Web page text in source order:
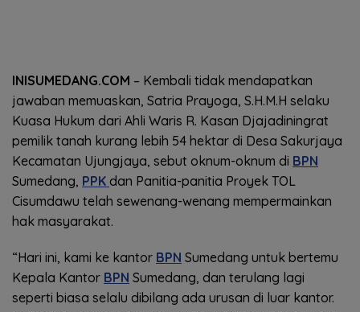
INISUMEDANG.COM – Kembali tidak mendapatkan
jawaban memuaskan, Satria Prayoga, S.H.M.H selaku
Kuasa Hukum dari Ahli Waris R. Kasan Djajadiningrat
pemilik tanah kurang lebih 54 hektar di Desa Sakurjaya
Kecamatan Ujungjaya, sebut oknum-oknum di BPN
Sumedang, PPK dan Panitia-panitia Proyek TOL
Cisumdawu telah sewenang-wenang mempermainkan
hak masyarakat.
“Hari ini, kami ke kantor BPN Sumedang untuk bertemu
Kepala Kantor BPN Sumedang, dan terulang lagi
seperti biasa selalu dibilang ada urusan di luar kantor.